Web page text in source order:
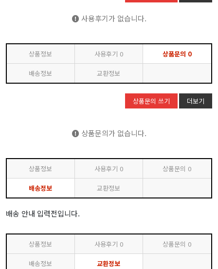
사용후기가 없습니다.
상품정보 사용후기 0 상품문의 0
배송정보 교환정보
상품문의 쓰기 더보기
상품문의가 없습니다.
상품정보 사용후기 0 상품문의 0
배송정보 교환정보
배송 안내 입력전입니다.
상품정보 사용후기 0 상품문의 0
배송정보 교환정보